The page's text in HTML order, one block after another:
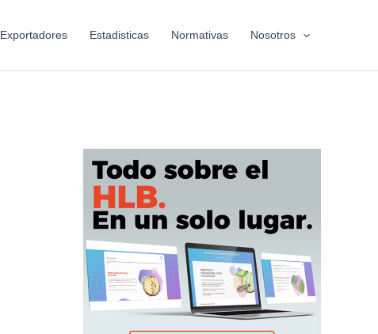
Exportadores Estadisticas Normativas Nosotros